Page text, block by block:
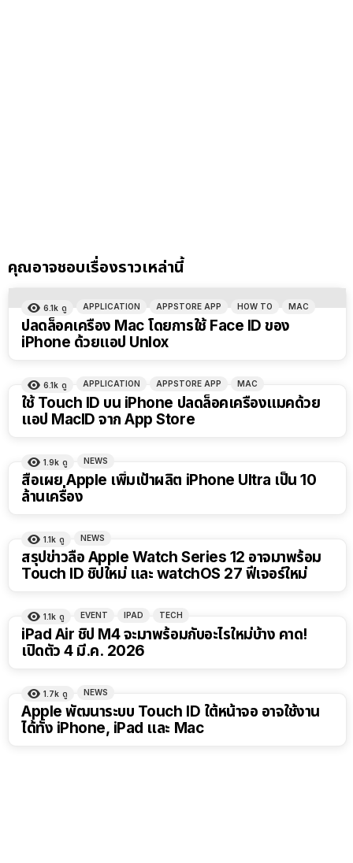
คุณอาจชอบเรื่องราวเหล่านี้
6.1k ดู APPLICATION APPSTORE APP HOW TO MAC
ปลดล็อคเครื่อง Mac โดยการใช้ Face ID ของ
iPhone ด้วยแอป Unlox
6.1k ดู APPLICATION APPSTORE APP MAC
ใช้ Touch ID บน iPhone ปลดล็อคเครื่องแมคด้วย
แอป MacID จาก App Store
1.9k ดู NEWS
สื่อเผย Apple เพิ่มเป้าผลิต iPhone Ultra เป็น 10
ล้านเครื่อง
1.1k ดู NEWS
สรุปข่าวลือ Apple Watch Series 12 อาจมาพร้อม
Touch ID ชิปใหม่ และ watchOS 27 ฟีเจอร์ใหม่
1.1k ดู EVENT IPAD TECH
iPad Air ชิป M4 จะมาพร้อมกับอะไรใหม่บ้าง คาด!
เปิดตัว 4 มี.ค. 2026
1.7k ดู NEWS
Apple พัฒนาระบบ Touch ID ใต้หน้าจอ อาจใช้งาน
ได้ทั้ง iPhone, iPad และ Mac